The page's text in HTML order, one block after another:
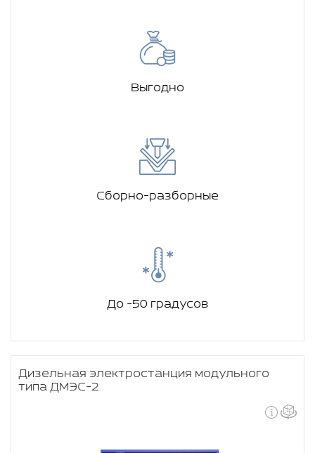
Выгодно
Сборно-разборные
До -50 градусов
Дизельная электростанция модульного
типа ДМЭС-2